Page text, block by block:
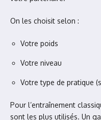
On les choisit selon :
Votre poids
Votre niveau
Votre type de pratique
Pour l’entraînement
sont les plus utilisés. Un